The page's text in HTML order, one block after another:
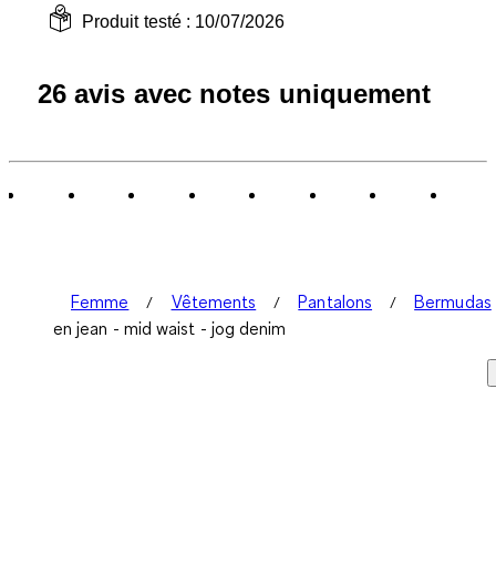
Produit testé : 10/07/2026
26 avis avec notes uniquement
Femme Vêtements Pantalons
Bermudas
en jean - mid waist - jog denim